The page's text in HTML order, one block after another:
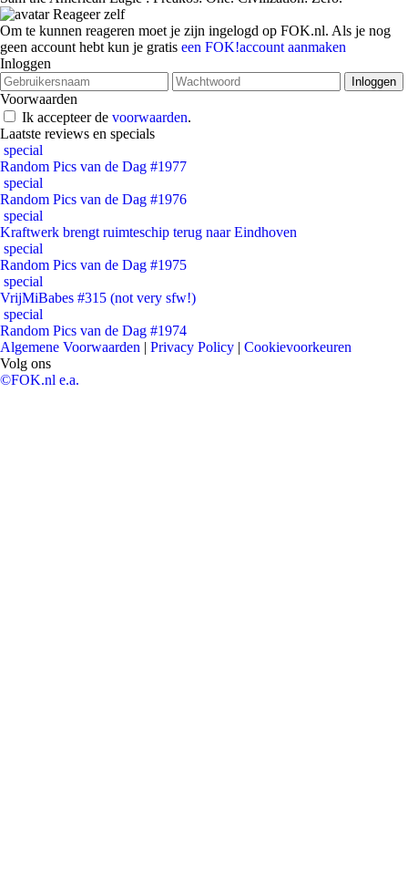
Reageer zelf
Om te kunnen reageren moet je zijn ingelogd op FOK.nl. Als je nog
geen account hebt kun je gratis een FOK!account aanmaken
Inloggen
Voorwaarden
Ik accepteer de voorwaarden.
Laatste reviews en specials
special
Random Pics van de Dag #1977
special
Random Pics van de Dag #1976
special
Kraftwerk brengt ruimteschip terug naar Eindhoven
special
Random Pics van de Dag #1975
special
VrijMiBabes #315 (not very sfw!)
special
Random Pics van de Dag #1974
Algemene Voorwaarden | Privacy Policy | Cookievoorkeuren
Volg ons
©FOK.nl e.a.